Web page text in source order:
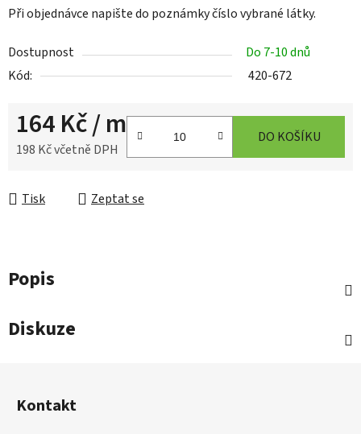
Při objednávce napište do poznámky číslo vybrané látky.
Dostupnost
Do 7-10 dnů
Kód:
420-672
164 Kč/ m
198 Kč včetně DPH
DO KOŠÍKU
Tisk Zeptat se
Popis
Diskuze
Kontakt